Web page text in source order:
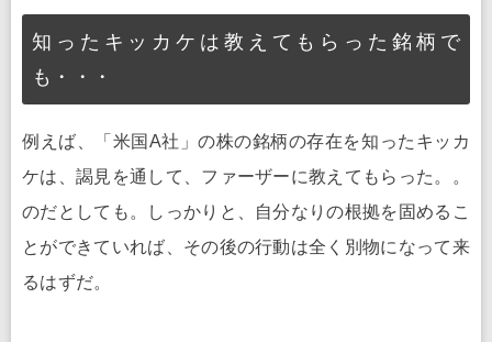
知ったキッカケは教えてもらった銘柄で
も・・・
例えば、「米国A社」の株の銘柄の存在を知ったキッカ
ケは、謁見を通して、ファーザーに教えてもらった。。
のだとしても。しっかりと、自分なりの根拠を固めるこ
とができていれば、その後の行動は全く別物になって来
るはずだ。